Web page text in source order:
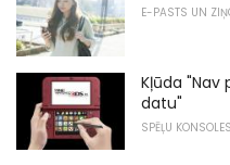
E-PASTS UN
Kļūda
datu"
SPĒĻU KONSOLES